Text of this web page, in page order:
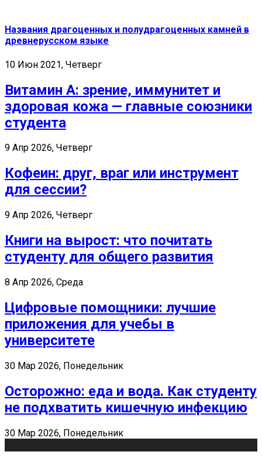
Названия драгоценных и полудрагоценных камней в
древнерусском языке
10 Июн 2021, Четверг
Витамин А: зрение, иммунитет и
здоровая кожа — главные союзники
студента
9 Апр 2026, Четверг
Кофеин: друг, враг или инструмент
для сессии?
9 Апр 2026, Четверг
Книги на вырост: что почитать
студенту для общего развития
8 Апр 2026, Среда
Цифровые помощники: лучшие
приложения для учебы в
университете
30 Мар 2026, Понедельник
Осторожно: еда и вода. Как студенту
не подхватить кишечную инфекцию
30 Мар 2026, Понедельник